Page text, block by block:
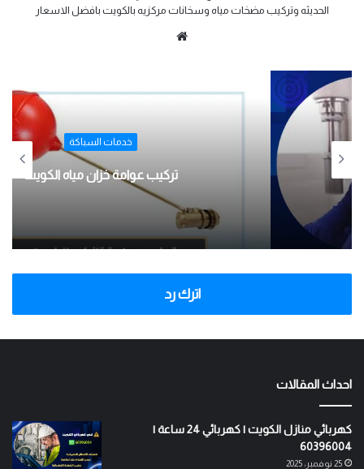
الحديثه وتركيب مضخات مياه وسخانات مركزيه بالكويت بافضل الاسعار
ع
ي
خدمات السباكة
فني صحي جمعية عبدالله السالم 60396004
اترك رد
احداث المقالات
كهربائي منازل الكويت | كهربائي 24 ساعة |
60396004
25 نوفمبر، 2025